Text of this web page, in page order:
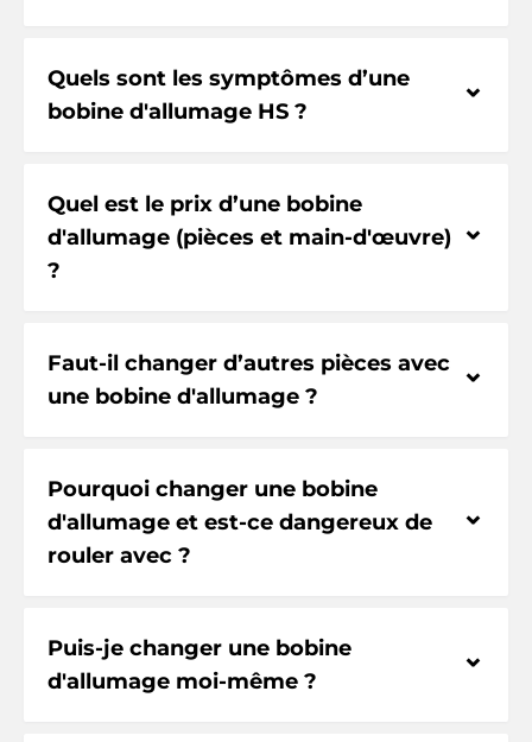
Quels sont les symptômes d’une
bobine d'allumage HS ?
⌃
Quel est le prix d’une bobine
d'allumage (pièces et main-d'œuvre)
?
⌃
Faut-il changer d’autres pièces avec
une bobine d'allumage ?
⌃
Pourquoi changer une bobine
d'allumage et est-ce dangereux de
rouler avec ?
⌃
Puis-je changer une bobine
d'allumage moi-même ?
⌃